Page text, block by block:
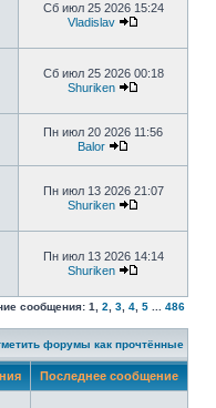
Сб июл 25 2026 15:24
Vladislav
Сб июл 25 2026 00:18
Shuriken
Пн июл 20 2026 11:56
Balor
Пн июл 13 2026 21:07
Shuriken
Пн июл 13 2026 14:14
Shuriken
сообщения: 1 2 3 4 5 486
форумы как прочтённые
Последнее сообщение